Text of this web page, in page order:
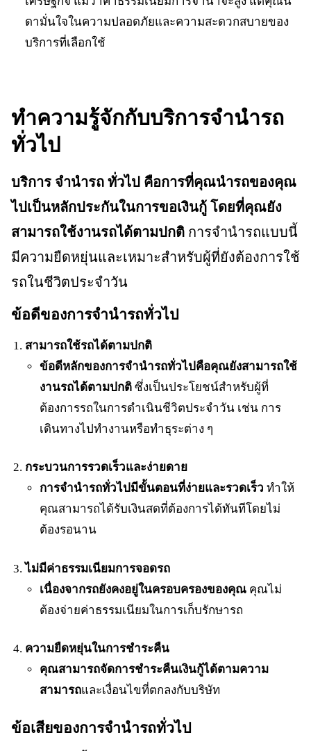
ดามั่นใจในความปลอดภัยและความสะดวกสบายของ
บริการที่เลือกใช้
ทำความรู้จักกับบริการจำนำรถ
ทั่วไป
บริการ จำนำรถ ทั่วไป คือการที่คุณนำรถของคุณ
ไปเป็นหลักประกันในการขอเงินกู้ โดยที่คุณยัง
สามารถใช้งานรถได้ตามปกติ การจำนำรถแบบนี้
มีความยืดหยุ่นและเหมาะสำหรับผู้ที่ยังต้องการใช้
รถในชีวิตประจำวัน
ข้อดีของการจำนำรถทั่วไป
สามารถใช้รถได้ตามปกติ
ข้อดีหลักของการจำนำรถทั่วไปคือคุณยังสามารถใช้
งานรถได้ตามปกติซึ่งเป็นประโยชน์สำหรับผู้ที่
ต้องการรถในการดำเนินชีวิตประจำวัน เช่น การ
เดินทางไปทำงานหรือทำธุระต่าง ๆ
กระบวนการรวดเร็วและง่ายดาย
การจำนำรถทั่วไปมีขั้นตอนที่ง่ายและรวดเร็ว ทำให้
คุณสามารถได้รับเงินสดที่ต้องการได้ทันทีโดยไม่
ต้องรอนาน
ไม่มีค่าธรรมเนียมการจอดรถ
เนื่องจากรถยังคงอยู่ในครอบครองของคุณคุณไม่
ต้องจ่ายค่าธรรมเนียมในการเก็บรักษารถ
ความยืดหยุ่นในการชำระคืน
คุณสามารถจัดการชำระคืนเงินกู้ได้ตามความ
สามารถและเงื่อนไขที่ตกลงกับบริษัท
ข้อเสียของการจำนำรถทั่วไป